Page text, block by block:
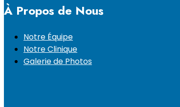
À Propos de Nous
Notre Équipe
Notre Clinique
Galerie de Photos